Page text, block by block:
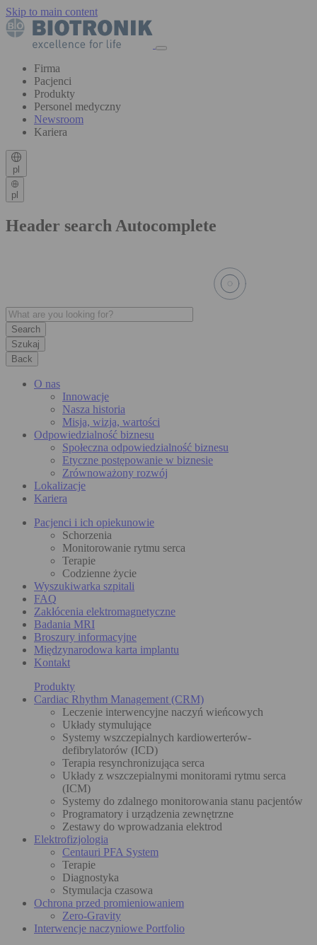
Skip to main content
Firma
Pacjenci
Produkty
Personel medyczny
Newsroom
Kariera
pl
pl
Header search Autocomplete
Szukaj
Back
O nas
Innowacje
Nasza historia
Misja, wizja, wartości
Odpowiedzialność biznesu
Społeczna odpowiedzialność biznesu
Etyczne postępowanie w biznesie
Zrównoważony rozwój
Lokalizacje
Kariera
Pacjenci i ich opiekunowie
Schorzenia
Monitorowanie rytmu serca
Terapie
Codzienne życie
Wyszukiwarka szpitali
FAQ
Zakłócenia elektromagnetyczne
Badania MRI
Broszury informacyjne
Międzynarodowa karta implantu
Kontakt
Produkty
Cardiac Rhythm Management (CRM)
Leczenie interwencyjne naczyń wieńcowych
Układy stymulujące
Systemy wszczepialnych kardiowerterów-
defibrylatorów (ICD)
Terapia resynchronizująca serca
Układy z wszczepialnymi monitorami rytmu serca
(ICM)
Systemy do zdalnego monitorowania stanu pacjentów
Programatory i urządzenia zewnętrzne
Zestawy do wprowadzania elektrod
Elektrofizjologia
Centauri PFA System
Terapie
Diagnostyka
Stymulacja czasowa
Ochrona przed promieniowaniem
Zero-Gravity
Interwencje naczyniowe Portfolio